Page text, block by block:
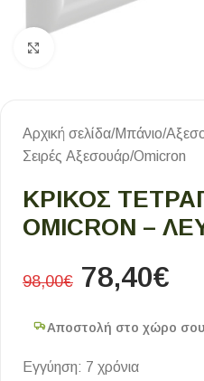
Αρχική σελίδα/Μπάνιο/
Σειρές Αξεσουάρ/Omicron
ΚΡΙΚΟΣ
OMICRON –
98,00€ 78,40€
Αποστολή στο χώρο σου
Εγγύηση: 7 χρόνια